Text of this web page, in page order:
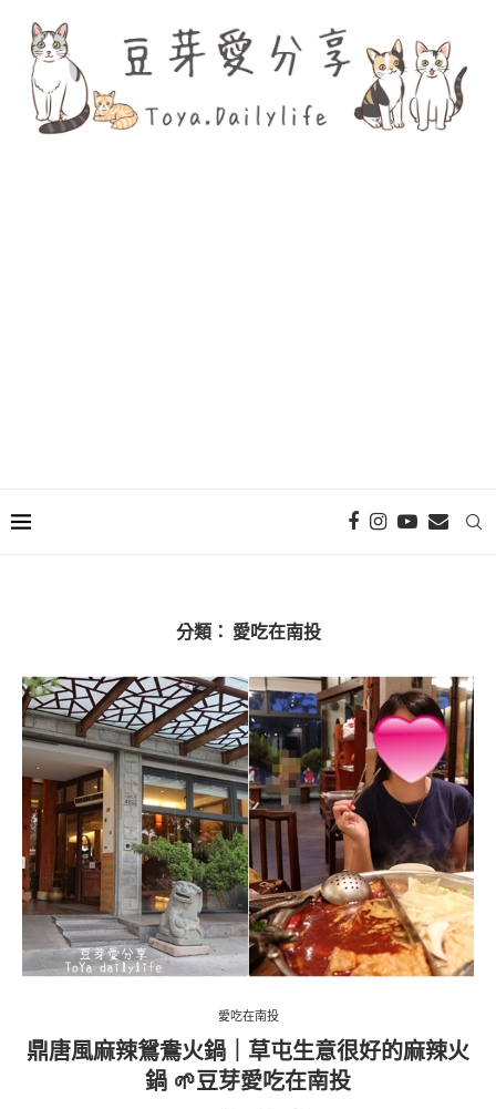
分類： 愛吃在南投
愛吃在南投
鼎唐風麻辣鴛鴦火鍋｜草屯生意很好的麻辣火
鍋 🌱豆芽愛吃在南投